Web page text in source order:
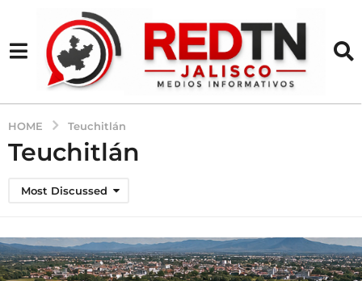
HOME Teuchitlán
Teuchitlán
Most Discussed